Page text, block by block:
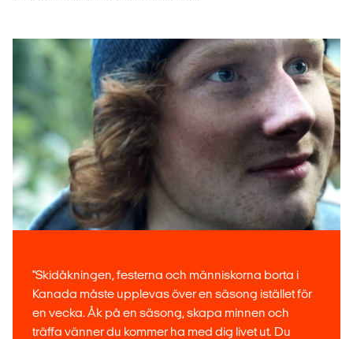
"Skidåkningen, festerna och människorna borta i
Kanada måste upplevas över en säsong istället för
en vecka. Åk på en säsong, skapa minnen och
träffa vänner du kommer ha med dig livet ut. Du